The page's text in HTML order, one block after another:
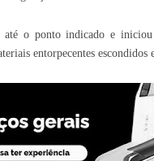
o ponto indicado e
entorpecentes escondidos